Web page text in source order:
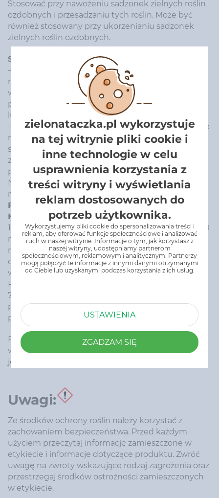
Stosować przy nawożeniu sadzonek zielnych roślin
ozdobnych i przesadzaniu tych roślin. Może być
również stosowany przy ukorzenianiu sadzonek
zielnych roślin ozdobnych.
SADZONKI ZIELNE roślin ozdobnych:
– Zrobić wgłębienie w podłożu i wsypać do niego
min. 1,3 g (ok. pół łyżeczki nawozu), następnie
wsadzić roślinę, dociskając podłoże wokół niej i
podlać wodą,
lub
– dolne końce sadzonek (ok. 2-3 cm) zwilżyć wodą, a
następnie zanurzyć w nawozie. Ilość nawozu na 1
sadzonkę wynosi ok. 0,15 g. Bezpośrednio po
zastosowaniu nawozu sadzonki umieścić w
podłożu.
Nie zwilżać wodą sadzonek wydzielających sok w
miejscu cięcia!
PRZESADZANIE ROŚLIN O ODKRYTYCH
KORZENIACH:
15 g (ok. 2 łyżki) nawozu rozmieszać dokładnie w 100
ml wody i pozostawić na 10 minut. Następnie
maczać korzenie przesadzanych roślin w
otrzymanej zawiesinie i wysadzać w przygotowane
wcześniej dołki.
PRZESADZANIE ROŚLIN Z BRYŁĄ KORZENIOWĄ:
7 g (ok. 1 łyżkę) nawozu wysypać w miejscu
przeznaczonym pod bryłę korzeniową. Następnie
polać je obficie wodą i przesadzić roślinę.
Przy stosowaniu nawozu należy zawsze używać
wody bez chloru, która nie niszczy wchodzącej w
jego skład mikroflory.
Uwagi:
Ze środków ochrony roślin należy korzystać z
zachowaniem bezpieczeństwa. Przed każdym
użyciem przeczytaj informację zamieszczone w
etykiecie i informacje dotyczące produktu. Zwróć
uwagę na zwroty wskazujące rodzaj zagrożenia oraz
przestrzegaj środków ostrożności zamieszczonych
w etykiecie.
zielonataczka.pl wykorzystuje
na tej witrynie pliki cookie i
inne technologie w celu
usprawnienia korzystania z
treści witryny i wyświetlania
reklam dostosowanych do
potrzeb użytkownika.
Wykorzystujemy pliki cookie do spersonalizowania treści i
reklam, aby oferować funkcje społecznościowe i analizować
ruch w naszej witrynie. Informacje o tym, jak korzystasz z
naszej witryny, udostępniamy partnerom
społecznościowym, reklamowym i analitycznym. Partnerzy
mogą połączyć te informacje z innymi danymi otrzymanymi
od Ciebie lub uzyskanymi podczas korzystania z ich usług.
USTAWIENIA
ZGADZAM SIĘ